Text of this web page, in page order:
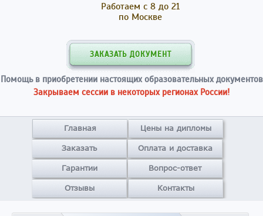
Работаем с 8 до 21
по Москве
ЗАКАЗАТЬ ДОКУМЕНТ
Помощь в приобретении настоящих образовательных документов
Закрываем сессии в некоторых регионах России!
Главная Цены на дипломы
Заказать Оплата и доставка
Гарантии Вопрос-ответ
Отзывы Контакты